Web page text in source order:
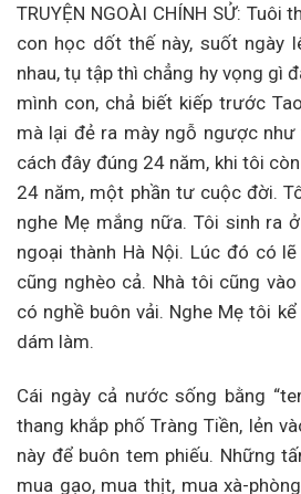
TRUYỆN NGOÀI CHÍNH SỬ: Tuôi
con học dốt thế này, suốt ngày
nhau, tụ tập thì chẳng hy vọng gì
mình con, chả biết kiếp trước
mà lại đẻ ra mày ngỗ ngược như
cách đây đúng 24 năm, khi tôi
24 năm, một phần tư cuộc đời.
nghe Mẹ mắng nữa. Tôi sinh ra
ngoại thành Hà Nội. Lúc đó có
cũng nghèo cả. Nhà tôi cũng
có nghề buôn vải. Nghe Mẹ tôi
dám làm.
Cái ngày cả nước sống bằng
thang khắp phố Tràng Tiền, lẻn
này để buôn tem phiếu. Những
mua gạo, mua thịt, mua xà-